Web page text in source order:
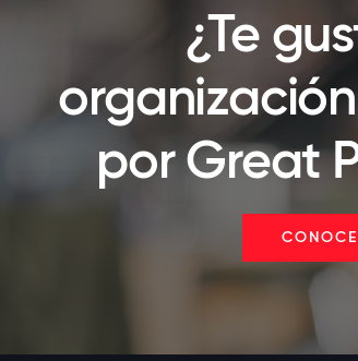
¿Te
por Great